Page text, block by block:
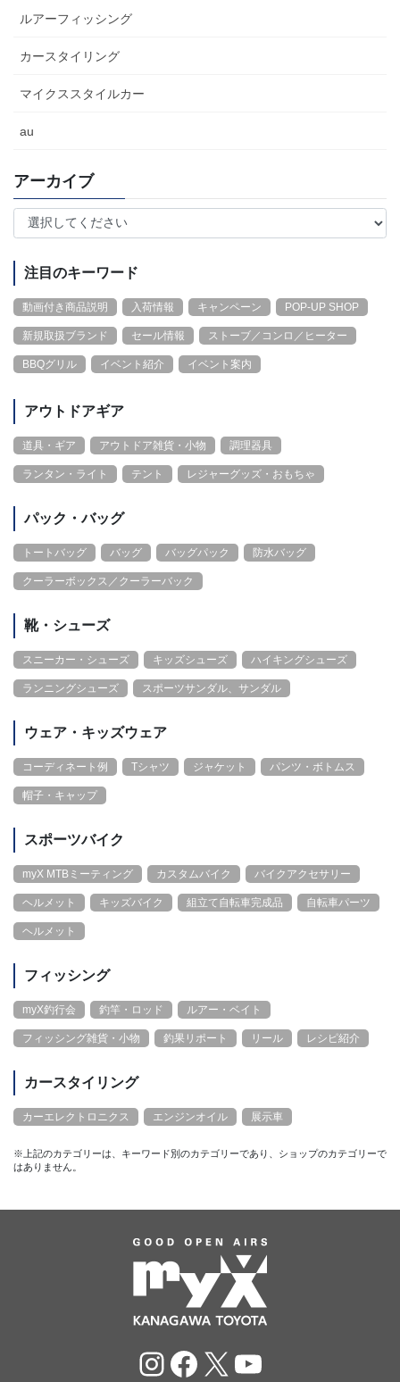
ルアーフィッシング
カースタイリング
マイクススタイルカー
au
アーカイブ
注目のキーワード
動画付き商品説明 入荷情報 キャンペーン POP-UP SHOP
新規取扱ブランド セール情報 ストーブ／コンロ／ヒーター
BBQグリル イベント紹介 イベント案内
アウトドアギア
道具・ギア アウトドア雑貨・小物 調理器具
ランタン・ライト テント レジャーグッズ・おもちゃ
パック・バッグ
トートバッグ バッグ バッグパック 防水バッグ
クーラーボックス／クーラーバック
靴・シューズ
スニーカー・シューズ キッズシューズ ハイキングシューズ
ランニングシューズ スポーツサンダル、サンダル
ウェア・キッズウェア
コーディネート例 Tシャツ ジャケット パンツ・ボトムス
帽子・キャップ
スポーツバイク
myX MTBミーティング カスタムバイク バイクアクセサリー
ヘルメット キッズバイク 組立て自転車完成品 自転車パーツ
ヘルメット
フィッシング
myX釣行会 釣竿・ロッド ルアー・ベイト
フィッシング雑貨・小物 釣果リポート リール レシピ紹介
カースタイリング
カーエレクトロニクス エンジンオイル 展示車
※上記のカテゴリーは、キーワード別のカテゴリーであり、ショップのカテゴリーで
はありません。
Instagram
Facebook
X YouTube